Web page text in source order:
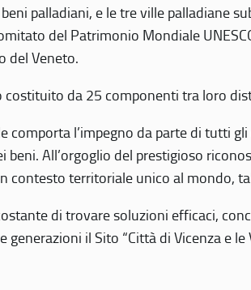
palladiani, e le tre ville palladiane
del Patrimonio Mondiale
del Veneto.
da 25 componenti tra loro
comporta l’impegno da parte di tutti
All’orgoglio del prestigioso
contesto territoriale unico al mondo,
di trovare soluzioni efficaci,
il Sito “Città di Vicenza e